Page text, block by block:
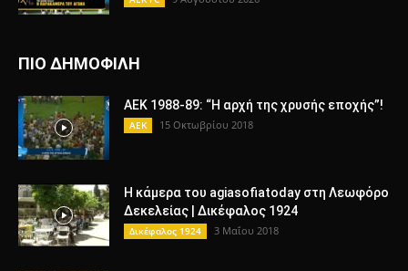
ΠΙΟ ΔΗΜΟΦΙΛΗ
AEK 1988-89: “Η αρχή της χρυσής εποχής”!
AEK 15 Οκτωβρίου 2018
Η κάμερα του agiasofiatoday στη Λεωφόρο
Δεκελείας | Δικέφαλος 1924
Δικέφαλος 1924 3 Μαΐου 2018